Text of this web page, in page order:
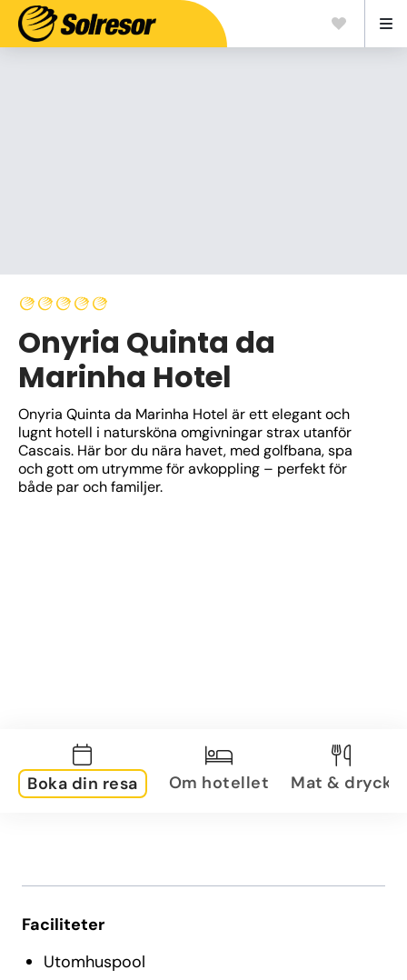
Onyria Quinta da
Marinha Hotel
Onyria Quinta da Marinha Hotel är ett elegant och
lugnt hotell i natursköna omgivningar strax utanför
Cascais. Här bor du nära havet, med golfbana, spa
och gott om utrymme för avkoppling – perfekt för
både par och familjer.
Boka din resa Om hotellet Mat & dryck
Faciliteter
Utomhuspool